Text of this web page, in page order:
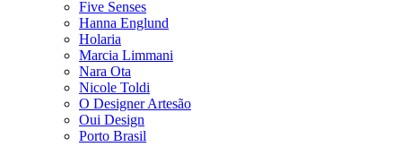
Five Senses
Hanna Englund
Holaria
Marcia Limmani
Nara Ota
Nicole Toldi
O Designer Artesão
Oui Design
Porto Brasil